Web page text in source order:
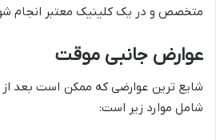
متخصص و در یک کلینیک معتبر انجام
عوارض جانبی موقت
شامل موارد زیر است: